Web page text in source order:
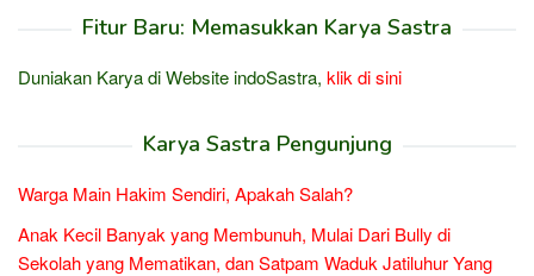
Fitur Baru: Memasukkan Karya Sastra
Duniakan Karya di Website indoSastra, klik di sini
Karya Sastra Pengunjung
Warga Main Hakim Sendiri, Apakah Salah?
Anak Kecil Banyak yang Membunuh, Mulai Dari Bully di
Sekolah yang Mematikan, dan Satpam Waduk Jatiluhur Yang